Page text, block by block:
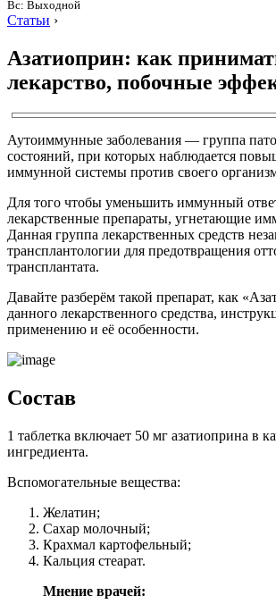
Вс: Выходной
Статьи ›
Азатиоприн: как
лекарство, побочные
Аутоиммунные заболевания — группа
состояний, при которых наблюдается
иммунной системы против своего
Для того чтобы уменьшить иммунный
лекарственные препараты, угнетающие
Данная группа лекарственных средств
трансплантологии для предотвращения
трансплантата.
Давайте разберём такой препарат, как
данного лекарственного средства,
применению и её особенности.
Состав
1 таблетка включает 50 мг азатиоприна в
ингредиента.
Вспомогательные вещества:
Желатин;
Сахар молочный;
Крахмал картофельный;
Кальция стеарат.
Мнение врачей: